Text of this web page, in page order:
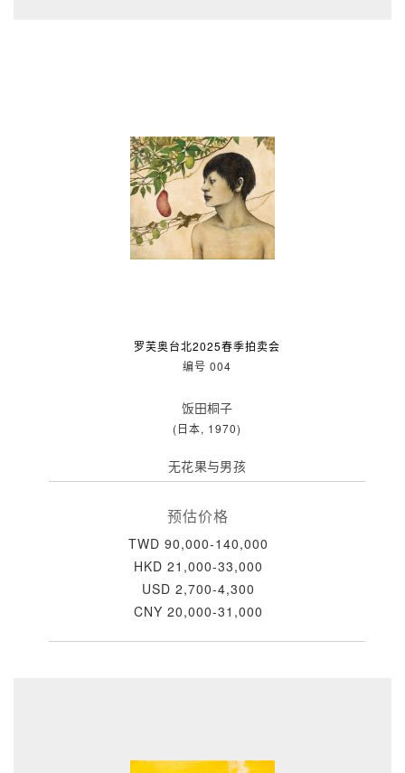
罗芙奥台北2025春季拍卖会
编号 004
饭田桐子
(日本, 1970)
无花果与男孩
预估价格
TWD 90,000-140,000
HKD 21,000-33,000
USD 2,700-4,300
CNY 20,000-31,000